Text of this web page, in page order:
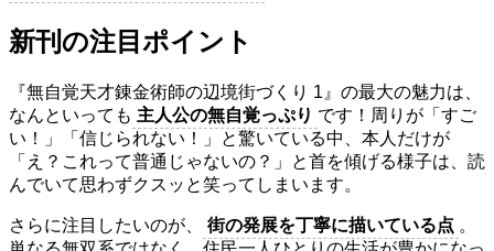
新刊の注目ポイント
『無自覚天才錬金術師の辺境街づくり 1』の最大の魅力は、
なんといっても 主人公の無自覚っぷり です！周りが「すご
い！」「信じられない！」と驚いている中、本人だけが
「え？これって普通じゃないの？」と首を傾げる様子は、読
んでいて思わずクスッと笑ってしまいます。
さらに注目したいのが、 街の発展を丁寧に描いている点 。